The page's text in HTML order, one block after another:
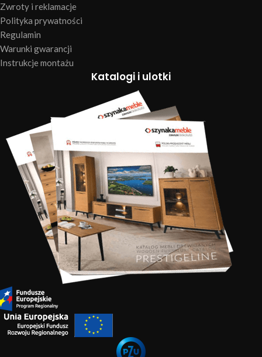
Zwroty i reklamacje
Polityka prywatności
Regulamin
Warunki gwarancji
Instrukcje montażu
Katalogi i ulotki